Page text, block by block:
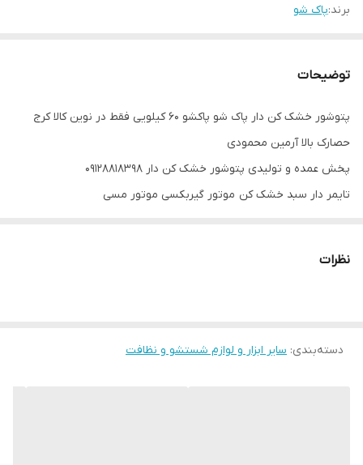
برند:پاک شو
توضیحات
پتوشور خشک کن دار پاک شو پاکشو ۶۰ کیلویی فقط در نوین کالا کرج
حصارک بالا آرمین محمودی
پخش عمده و تولیدی پتوشور خشک کن دار 09128818398
تایمر دار سبد خشک کن موتور گیربکسی موتور مسی
کرج حصارک بالا بلوار ازادی روبروی خیابان شهدا
نظرات
دسته‌بندی: سایر ابزار و لوازم شستشو و نظافت